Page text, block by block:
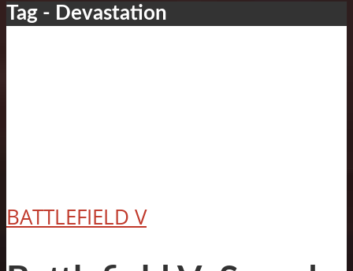
Tag - Devastation
BATTLEFIELD V